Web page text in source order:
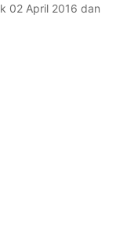
02 April 2016 dan